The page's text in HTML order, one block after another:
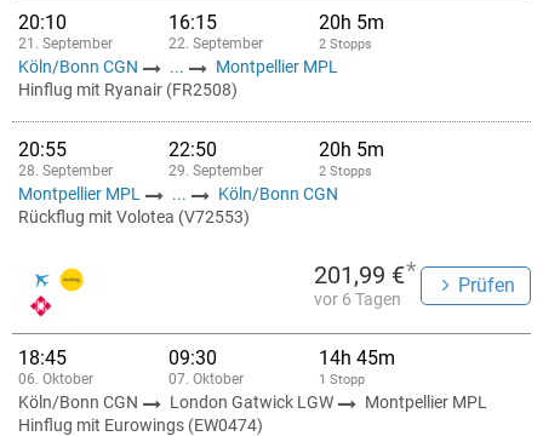
20:10
21. September
16:15
22. September
20h 5m
2 Stopps
Köln/Bonn CGN ...
Montpellier MPL
Hinflug mit Ryanair (FR2508)
20:55
28. September
22:50
29. September
20h 5m
2 Stopps
Montpellier MPL ...
Köln/Bonn CGN
Rückflug mit Volotea (V72553)
201,99 €*
vor 6 Tagen
Prüfen
18:45
06. Oktober
09:30
07. Oktober
14h 45m
1 Stopp
Köln/Bonn CGN London Gatwick LGW
Montpellier MPL
Hinflug mit Eurowings (EW0474)